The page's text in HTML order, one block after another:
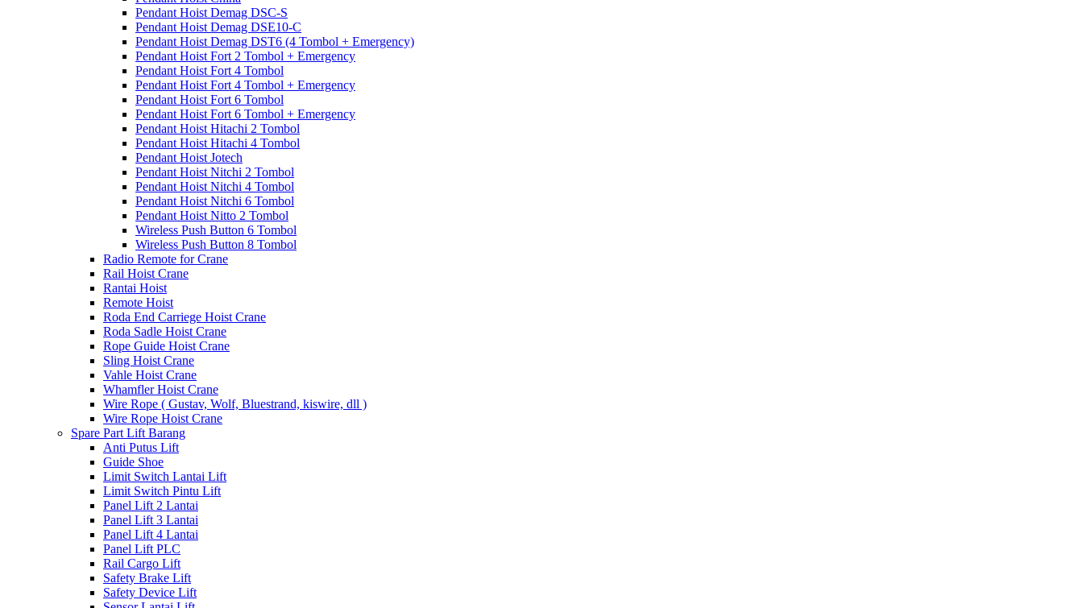
Pendant Hoist Demag DSC-S
Pendant Hoist Demag DSE10-C
Pendant Hoist Demag DST6 (4 Tombol + Emergency)
Pendant Hoist Fort 2 Tombol + Emergency
Pendant Hoist Fort 4 Tombol
Pendant Hoist Fort 4 Tombol + Emergency
Pendant Hoist Fort 6 Tombol
Pendant Hoist Fort 6 Tombol + Emergency
Pendant Hoist Hitachi 2 Tombol
Pendant Hoist Hitachi 4 Tombol
Pendant Hoist Jotech
Pendant Hoist Nitchi 2 Tombol
Pendant Hoist Nitchi 4 Tombol
Pendant Hoist Nitchi 6 Tombol
Pendant Hoist Nitto 2 Tombol
Wireless Push Button 6 Tombol
Wireless Push Button 8 Tombol
Radio Remote for Crane
Rail Hoist Crane
Rantai Hoist
Remote Hoist
Roda End Carriege Hoist Crane
Roda Sadle Hoist Crane
Rope Guide Hoist Crane
Sling Hoist Crane
Vahle Hoist Crane
Whamfler Hoist Crane
Wire Rope ( Gustav, Wolf, Bluestrand, kiswire, dll )
Wire Rope Hoist Crane
Spare Part Lift Barang
Anti Putus Lift
Guide Shoe
Limit Switch Lantai Lift
Limit Switch Pintu Lift
Panel Lift 2 Lantai
Panel Lift 3 Lantai
Panel Lift 4 Lantai
Panel Lift PLC
Rail Cargo Lift
Safety Brake Lift
Safety Device Lift